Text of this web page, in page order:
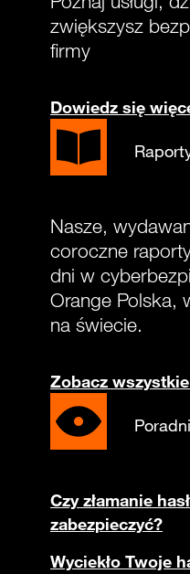
zwiększysz
firmy
Dowiedz się
Nasze,
coroczne
dni w
Orange Polska,
na świecie.
Zobacz
Czy złamanie
zabezpieczyć?
Wyciekło Twoje